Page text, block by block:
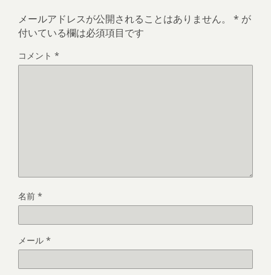
メールアドレスが公開されることはありません。 * が
付いている欄は必須項目です
コメント *
名前 *
メール *